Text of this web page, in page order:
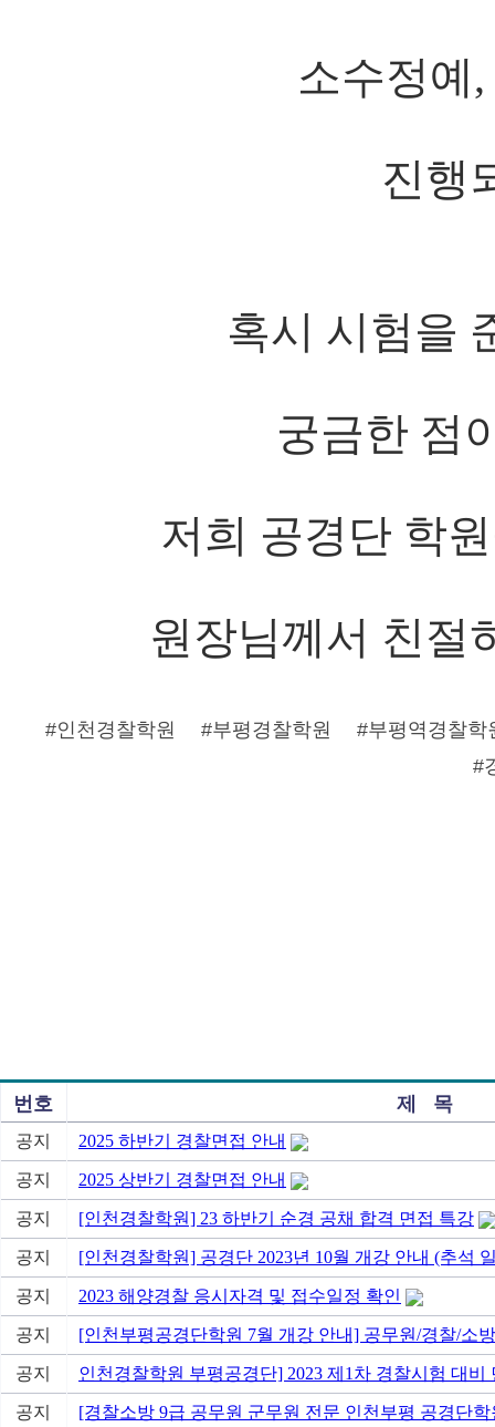
소수정예
진행
혹시 시험을
궁금한 점
저희 공경단 학
원장님께서 친절
#인천경찰학원 #부평경찰학원
#부평역경찰학
#
번호 제 목
공지 2025 하반기 경찰면접 안내
공지 2025 상반기 경찰면접 안내
공지 [인천경찰학원] 23 하반기 순경 공채 합격 면접 특강
공지 [인천경찰학원] 공경단 2023년 10월 개강 안내 (추석
공지 2023 해양경찰 응시자격 및 접수일정 확인
공지 [인천부평공경단학원 7월 개강 안내] 공무원/경찰/소
공지 인천경찰학원 부평공경단] 2023 제1차 경찰시험 대비
공지 [경찰소방 9급 공무원 군무원 전문 인천부평 공경단